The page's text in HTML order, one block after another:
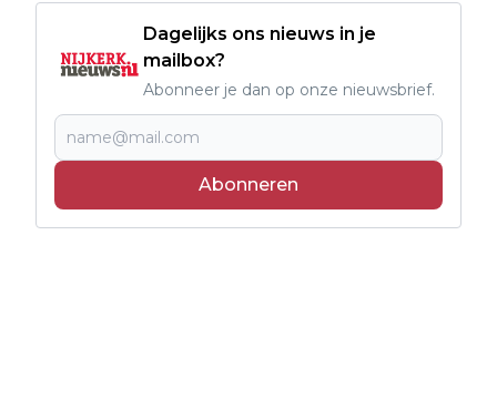
Dagelijks ons nieuws in je
mailbox?
Abonneer je dan op onze nieuwsbrief.
Abonneren